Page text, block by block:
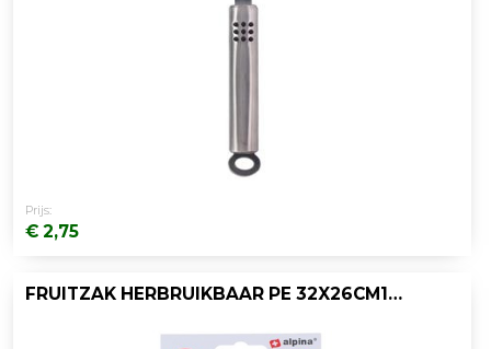
Prijs:
€ 2,75
FRUITZAK HERBRUIKBAAR PE 32X26CM15G/PK2